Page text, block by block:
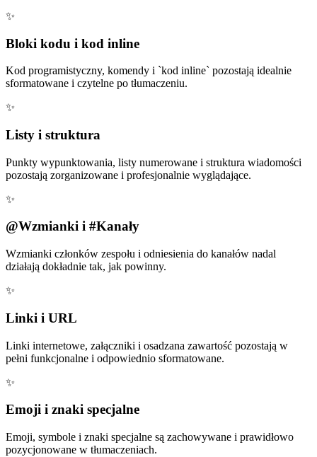
✨
Bloki kodu i kod inline
Kod programistyczny, komendy i `kod inline` pozostają idealnie
sformatowane i czytelne po tłumaczeniu.
✨
Listy i struktura
Punkty wypunktowania, listy numerowane i struktura wiadomości
pozostają zorganizowane i profesjonalnie wyglądające.
✨
@Wzmianki i #Kanały
Wzmianki członków zespołu i odniesienia do kanałów nadal
działają dokładnie tak, jak powinny.
✨
Linki i URL
Linki internetowe, załączniki i osadzana zawartość pozostają w
pełni funkcjonalne i odpowiednio sformatowane.
✨
Emoji i znaki specjalne
Emoji, symbole i znaki specjalne są zachowywane i prawidłowo
pozycjonowane w tłumaczeniach.